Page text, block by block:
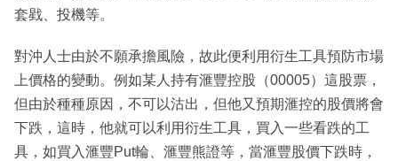
套戥、投機等。
對沖人士由於不願承擔風險，故此便利用衍生工具預防市場
上價格的變動。例如某人持有滙豐控股（00005）這股票，
但由於種種原因，不可以沽出，但他又預期滙控的股價將會
下跌，這時，他就可以利用衍生工具，買入一些看跌的工
具，如買入滙豐Put輪、滙豐熊證等，當滙豐股價下跌時，